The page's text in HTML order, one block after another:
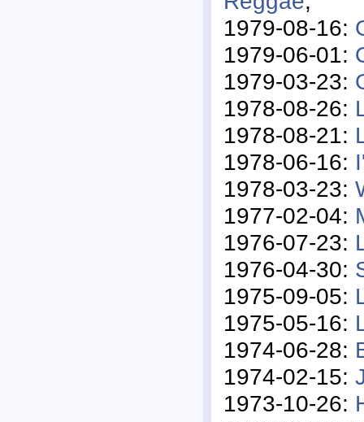
1979-08-16:
1979-06-01:
1979-03-23:
1978-08-26:
1978-08-21:
1978-06-16:
1978-03-23:
1977-02-04:
1976-07-23:
1976-04-30:
1975-09-05:
1975-05-16:
1974-06-28:
1974-02-15:
1973-10-26: